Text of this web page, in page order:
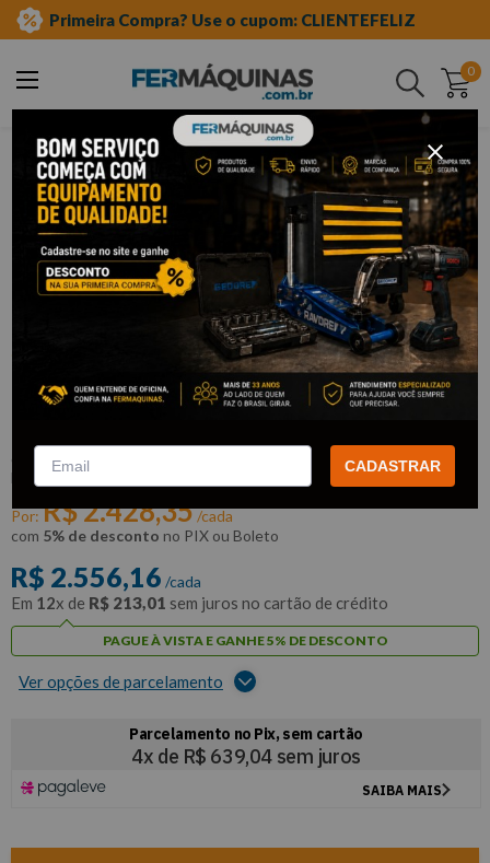
Primeira Compra? Use o cupom: CLIENTEFELIZ
0
Buscar
equipamento caminhões
mercedes benz eixo traseiro
Dispositivo de Ajuste da Profundidade
Básica do Pinhão - RAVEN R714060
R714060
RAVEN
Por: R$2.428,35/cada
com 5% de desconto no PIX ou Boleto
R$ 2.556,16 /cada
Em 12x de R$ 213,01 sem juros no cartão de crédito
PAGUE À VISTA E GANHE 5% DE DESCONTO
Ver opções de parcelamento
CADASTRAR